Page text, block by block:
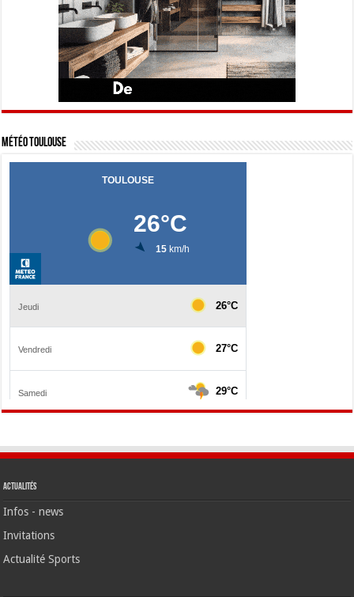
Météo Toulouse
Actualités
Infos - news
Invitations
Actualité Sports